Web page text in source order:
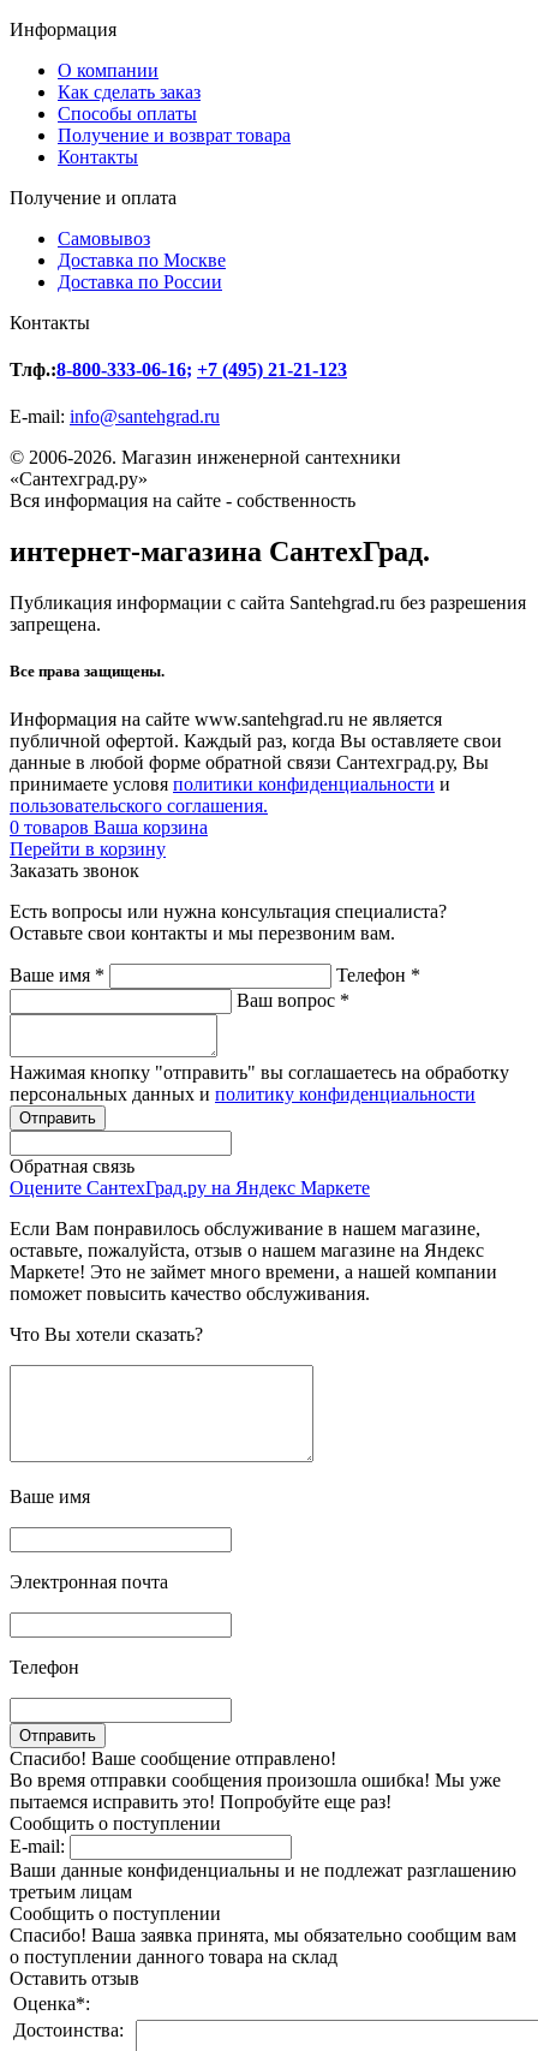
Информация
О компании
Как сделать заказ
Способы оплаты
Получение и возврат товара
Контакты
Получение и оплата
Самовывоз
Доставка по Москве
Доставка по России
Контакты
Тлф.:8-800-333-06-16; +7 (495) 21-21-123
E-mail: info@santehgrad.ru
© 2006-2026. Магазин инженерной сантехники
«Сантехград.ру»
Вся информация на сайте - собственность
интернет-магазина СантехГрад.
Публикация информации с сайта Santehgrad.ru без разрешения
запрещена.
Все права защищены.
Информация на сайте www.santehgrad.ru не является
публичной офертой. Каждый раз, когда Вы оставляете свои
данные в любой форме обратной связи Сантехград.ру, Вы
принимаете условя политики конфиденциальности и
пользовательского соглашения.
0 товаров Ваша корзина
Перейти в корзину
Заказать звонок
Есть вопросы или нужна консультация специалиста?
Оставьте свои контакты и мы перезвоним вам.
Ваше имя * Телефон *
Ваш вопрос *
Нажимая кнопку "отправить" вы соглашаетесь на обработку
персональных данных и политику конфиденциальности
Обратная связь
Оцените СантехГрад.ру на Яндекс Маркете
Если Вам понравилось обслуживание в нашем магазине,
оставьте, пожалуйста, отзыв о нашем магазине на Яндекс
Маркете! Это не займет много времени, а нашей компании
поможет повысить качество обслуживания.
Что Вы хотели сказать?
Ваше имя
Электронная почта
Телефон
Спасибо! Ваше сообщение отправлено!
Во время отправки сообщения произошла ошибка! Мы уже
пытаемся исправить это! Попробуйте еще раз!
Сообщить о поступлении
E-mail:
Ваши данные конфиденциальны и не подлежат разглашению
третьим лицам
Сообщить о поступлении
Спасибо! Ваша заявка принята, мы обязательно сообщим вам
о поступлении данного товара на склад
Оставить отзыв
Оценка*:
Достоинства: